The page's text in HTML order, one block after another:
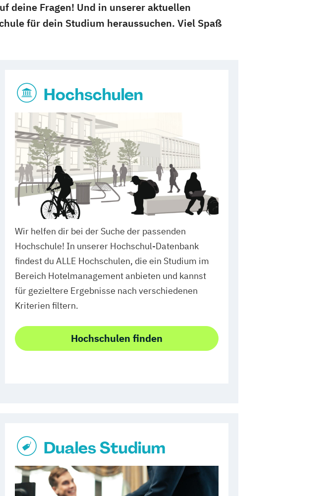
deine Fragen! Und in unserer aktuellen
für dein Studium heraussuchen. Viel Spaß
Hochschulen
Wir helfen dir bei der Suche der passenden
Hochschule! In unserer Hochschul-Datenbank
findest du ALLE Hochschulen, die ein Studium im
Bereich Hotelmanagement anbieten und kannst
für gezieltere Ergebnisse nach verschiedenen
Kriterien filtern.
Hochschulen finden
Duales Studium